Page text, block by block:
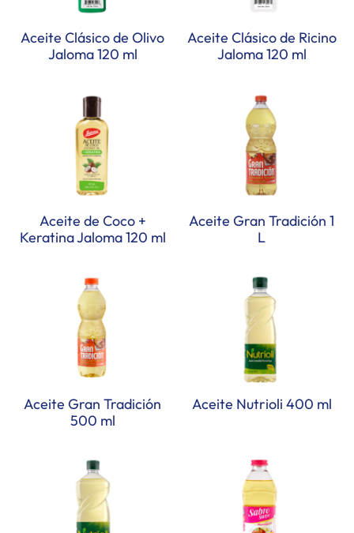
Aceite Clásico de Olivo
Jaloma 120 ml
Aceite Clásico de Ricino
Jaloma 120 ml
Aceite de Coco +
Keratina Jaloma 120 ml
Aceite Gran Tradición 1
L
Aceite Gran Tradición
500 ml
Aceite Nutrioli 400 ml